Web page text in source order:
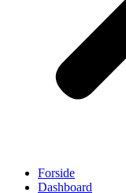
Forside
Dashboard